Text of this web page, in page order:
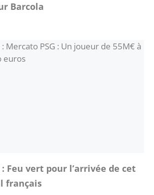
Barcola
: Feu vert pour l’arrivée de cet
français